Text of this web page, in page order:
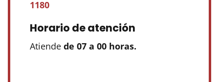
1180
Horario de atención
Atiende de 07 a 00 horas.